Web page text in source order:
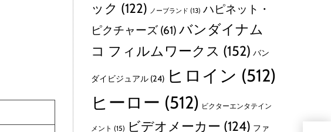
ック (122) ノーブランド (13) ハピネット・
ピクチャーズ (61) バンダイナム
コ フィルムワークス (152) バン
ダイビジュアル (24) ヒロイン (512)
ヒーロー (512) ビクターエンタテイン
メント (15) ビデオメーカー (124) ファ